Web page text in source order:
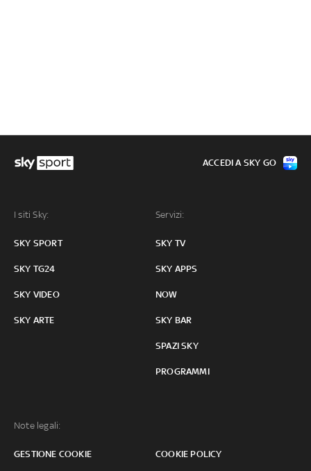
I siti Sky:
SKY SPORT
SKY TG24
SKY VIDEO
SKY ARTE
Servizi:
SKY TV
SKY APPS
NOW
SKY BAR
SPAZI SKY
PROGRAMMI
Note legali:
GESTIONE COOKIE COOKIE POLICY
ACCEDI A SKY GO